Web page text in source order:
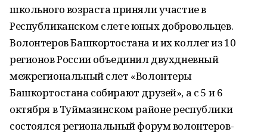
школьного возраста приняли участие в
Республиканском слете юных добровольцев.
Волонтеров Башкортостана и их коллег из 10
регионов России объединил двухдневный
межрегиональный слет «Волонтеры
Башкортостана собирают друзей», а с 5 и 6
октября в Туймазинском районе республики
состоялся региональный форум волонтеров-